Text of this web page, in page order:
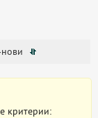
критерии: